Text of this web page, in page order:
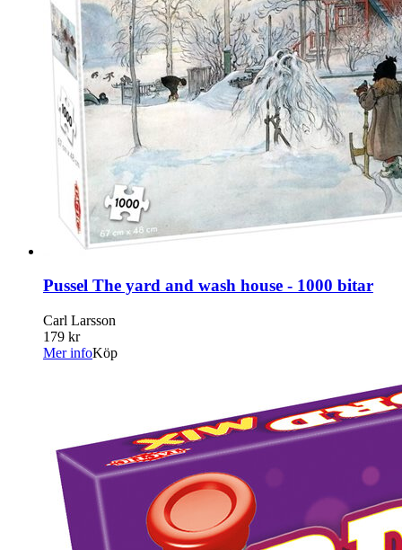
Pussel The yard and wash house - 1000 bitar
Carl Larsson
179 kr
Mer infoKöp